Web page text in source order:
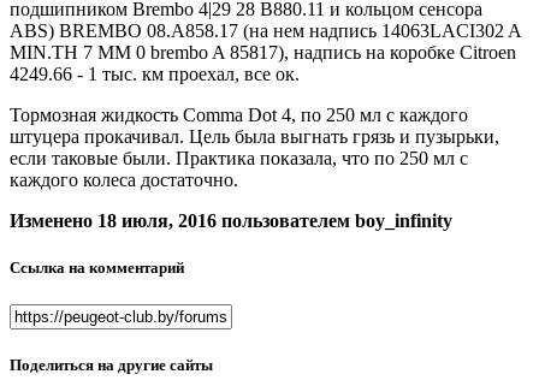
подшипником Brembo 4|29 28 B880.11 и кольцом сенсора
ABS) BREMBO 08.A858.17 (на нем надпись 14063LACI302 A
MIN.TH 7 MM 0 brembo A 85817), надпись на коробке Citroen
4249.66 - 1 тыс. км проехал, все ок.
Тормозная жидкость Comma Dot 4, по 250 мл с каждого
штуцера прокачивал. Цель была выгнать грязь и пузырьки,
если таковые были. Практика показала, что по 250 мл с
каждого колеса достаточно.
Изменено 18 июля, 2016 пользователем boy_infinity
Ссылка на комментарий
Поделиться на другие сайты